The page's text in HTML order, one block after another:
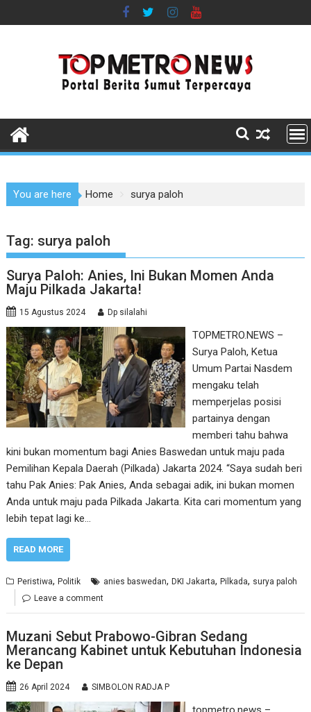
to
You are here Home surya paloh
Tag: surya paloh
Surya Paloh: Anies, Ini Bukan Momen Anda
Maju Pilkada Jakarta!
15 Agustus 2024 Dp silalahi
TOPMETRO.NEWS –
Surya Paloh, Ketua
Umum Partai Nasdem
mengaku telah
memperjelas posisi
partainya dengan
memberi tahu bahwa
kini bukan momentum bagi Anies Baswedan untuk maju pada
Pemilihan Kepala Daerah (Pilkada) Jakarta 2024. “Saya sudah beri
tahu Pak Anies: Pak Anies, Anda sebagai adik, ini bukan momen
Anda untuk maju pada Pilkada Jakarta. Kita cari momentum yang
lebih tepat lagi ke…
READ MORE
Peristiwa,Politik anies baswedan,DKI Jakarta,Pilkada, surya paloh
Leave a comment
Muzani Sebut Prabowo-Gibran Sedang
Merancang Kabinet untuk Kebutuhan Indonesia
ke Depan
26 April 2024 SIMBOLON RADJA P